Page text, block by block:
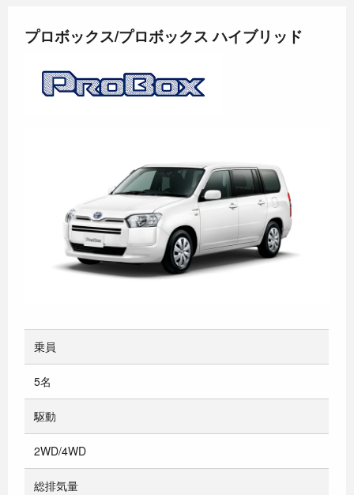
プロボックス/プロボックス ハイブリッド
乗員
5名
駆動
2WD/4WD
総排気量